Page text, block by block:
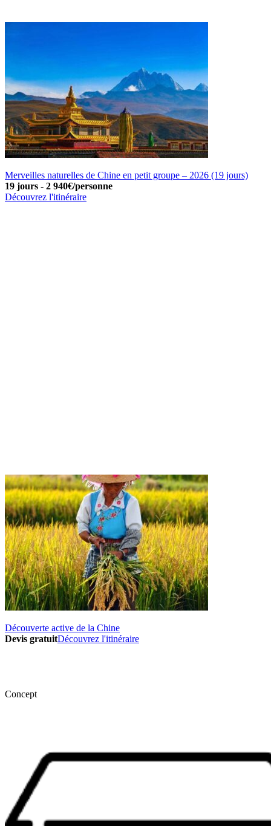
Merveilles naturelles de Chine en petit groupe – 2026 (19 jours)
19 jours - 2 940€/personne
Découvrez l'itinéraire
Découverte active de la Chine
Devis gratuitDécouvrez l'itinéraire
Concept